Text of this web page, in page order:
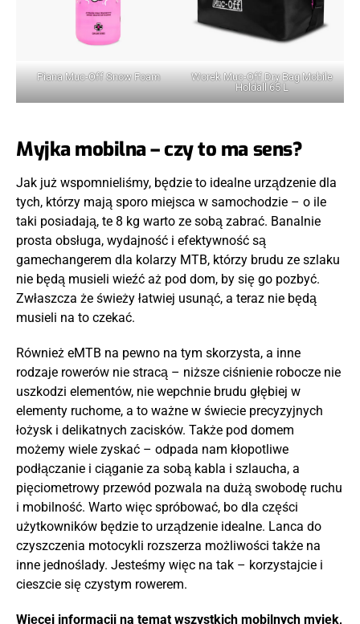
Piana Muc-Off Snow Foam
Worek Muc-Off Dry Bag Mobile
Holdall 65 L
Myjka mobilna – czy to ma sens?
Jak już wspomnieliśmy, będzie to idealne urządzenie dla
tych, którzy mają sporo miejsca w samochodzie – o ile
taki posiadają, te 8 kg warto ze sobą zabrać. Banalnie
prosta obsługa, wydajność i efektywność są
gamechangerem dla kolarzy MTB, którzy brudu ze szlaku
nie będą musieli wieźć aż pod dom, by się go pozbyć.
Zwłaszcza że świeży łatwiej usunąć, a teraz nie będą
musieli na to czekać.
Również eMTB na pewno na tym skorzysta, a inne
rodzaje rowerów nie stracą – niższe ciśnienie robocze nie
uszkodzi elementów, nie wepchnie brudu głębiej w
elementy ruchome, a to ważne w świecie precyzyjnych
łożysk i delikatnych zacisków. Także pod domem
możemy wiele zyskać – odpada nam kłopotliwe
podłączanie i ciąganie za sobą kabla i szlaucha, a
pięciometrowy przewód pozwala na dużą swobodę ruchu
i mobilność. Warto więc spróbować, bo dla części
użytkowników będzie to urządzenie idealne. Lanca do
czyszczenia motocykli rozszerza możliwości także na
inne jednoślady. Jesteśmy więc na tak – korzystajcie i
cieszcie się czystym rowerem.
Więcej informacji na temat wszystkich mobilnych myjek,